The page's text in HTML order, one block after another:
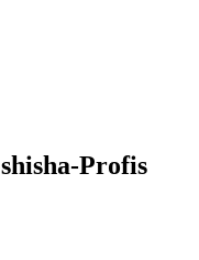
shisha-Profis